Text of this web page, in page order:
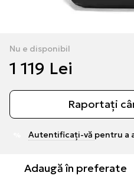
Nu e disponibil
1 119 Lei
Raportați
Autentificați-vă pentru a
Adaugă în preferate